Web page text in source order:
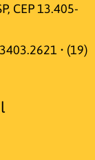
CEP 13.405-
• (19)